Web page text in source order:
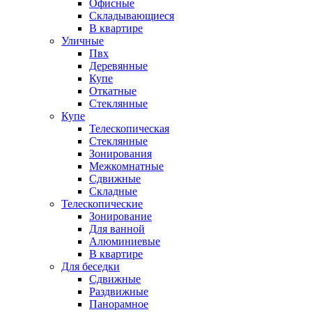
Офисные
Складывающиеся
В квартире
Уличные
Пвх
Деревянные
Купе
Откатные
Стеклянные
Купе
Телескопическая
Стеклянные
Зонирования
Межкомнатные
Сдвижные
Складные
Телескопические
Зонирование
Для ванной
Алюминиевые
В квартире
Для беседки
Сдвижные
Раздвижные
Панорамное